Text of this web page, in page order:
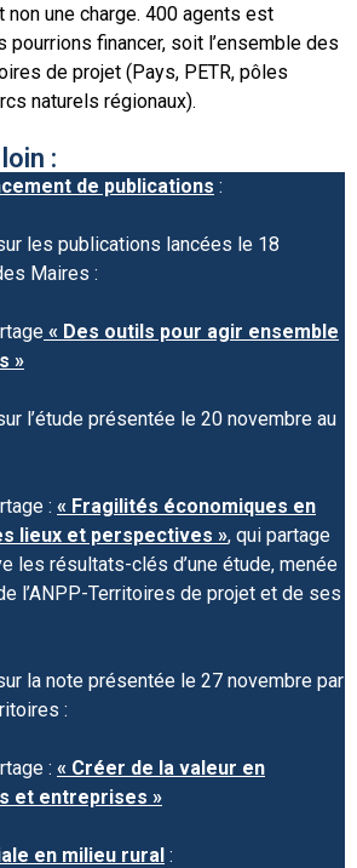
une charge. 400 agents est
pourrions financer, soit l’ensemble des
de projet (Pays, PETR, pôles
naturels régionaux).
:
de publications :
les publications lancées le 18
Maires :
« Des outils pour agir ensemble
»
l’étude présentée le 20 novembre au
: « Fragilités économiques en
lieux et perspectives », qui partage
les résultats-clés d’une étude, menée
l’ANPP-Territoires de projet et de ses
la note présentée le 27 novembre par
:
: « Créer de la valeur en
et entreprises »
en milieu rural :